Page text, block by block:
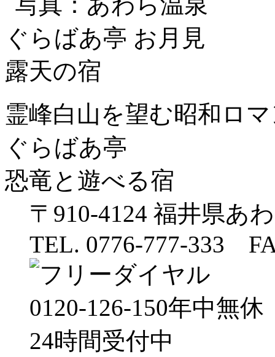
霊峰白山を望む昭和ロ
ぐらばあ亭
恐竜と遊べる宿
〒910-4124 福井県あ
TEL. 0776-777-333